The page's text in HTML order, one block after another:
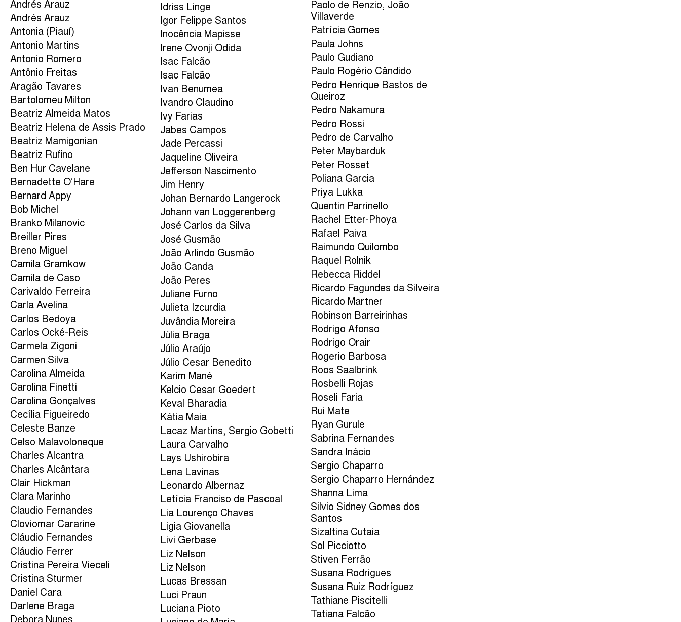
Andrés Arauz
Andrés Arauz
Antonia (Piauí)
Antonio Martins
Antonio Romero
Antônio Freitas
Aragão Tavares
Bartolomeu Milton
Beatriz Almeida Matos
Beatriz Helena de Assis Prado
Beatriz Mamigonian
Beatriz Rufino
Ben Hur Cavelane
Bernadette O’Hare
Bernard Appy
Bob Michel
Branko Milanovic
Breiller Pires
Breno Miguel
Camila Gramkow
Camila de Caso
Carivaldo Ferreira
Carla Avelina
Carlos Bedoya
Carlos Ocké-Reis
Carmela Zigoni
Carmen Silva
Carolina Almeida
Carolina Finetti
Carolina Gonçalves
Cecília Figueiredo
Celeste Banze
Celso Malavoloneque
Charles Alcantra
Charles Alcântara
Clair Hickman
Clara Marinho
Claudio Fernandes
Cloviomar Cararine
Cláudio Fernandes
Cláudio Ferrer
Cristina Pereira Vieceli
Cristina Sturmer
Daniel Cara
Darlene Braga
Idriss Linge
Igor Felippe Santos
Inocência Mapisse
Irene Ovonji Odida
Isac Falcão
Isac Falcão
Ivan Benumea
Ivandro Claudino
Ivy Farias
Jabes Campos
Jade Percassi
Jaqueline Oliveira
Jefferson Nascimento
Jim Henry
Johan Bernardo Langerock
Johann van Loggerenberg
José Carlos da Silva
José Gusmão
João Arlindo Gusmão
João Canda
João Peres
Juliane Furno
Julieta Izcurdia
Juvândia Moreira
Júlia Braga
Júlio Araújo
Júlio Cesar Benedito
Karim Mané
Kelcio Cesar Goedert
Keval Bharadia
Kátia Maia
Lacaz Martins, Sergio Gobetti
Laura Carvalho
Lays Ushirobira
Lena Lavinas
Leonardo Albernaz
Letícia Franciso de Pascoal
Lia Lourenço Chaves
Ligia Giovanella
Livi Gerbase
Liz Nelson
Liz Nelson
Lucas Bressan
Luci Praun
Luciana Pioto
Paolo de Renzio, João
Villaverde
Patrícia Gomes
Paula Johns
Paulo Gudiano
Paulo Rogério Cândido
Pedro Henrique Bastos de
Queiroz
Pedro Nakamura
Pedro Rossi
Pedro de Carvalho
Peter Maybarduk
Peter Rosset
Poliana Garcia
Priya Lukka
Quentin Parrinello
Rachel Etter-Phoya
Rafael Paiva
Raimundo Quilombo
Raquel Rolnik
Rebecca Riddel
Ricardo Fagundes da Silveira
Ricardo Martner
Robinson Barreirinhas
Rodrigo Afonso
Rodrigo Orair
Rogerio Barbosa
Roos Saalbrink
Rosbelli Rojas
Roseli Faria
Rui Mate
Ryan Gurule
Sabrina Fernandes
Sandra Inácio
Sergio Chaparro
Sergio Chaparro Hernández
Shanna Lima
Silvio Sidney Gomes dos
Santos
Sizaltina Cutaia
Sol Picciotto
Stiven Ferrão
Susana Rodrigues
Susana Ruiz Rodríguez
Tathiane Piscitelli
Tatiana Falcão